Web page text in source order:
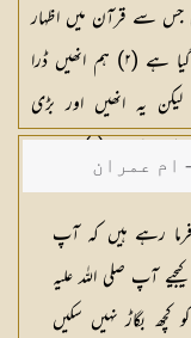
سے قرآن میں اظہار
نفرت کیا گیا ہے (٢) ہم انھیں ڈرا
یہ انھیں اور بڑی
رہا ہے (٣)
ام عمران
فرما رہے ہیں کہ آپ
آپ صلی اللہ علیہ
بگاڑ نہیں سکیں